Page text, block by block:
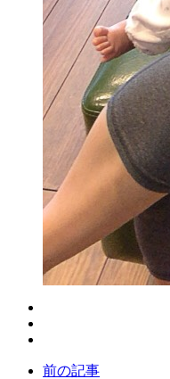
前の記事